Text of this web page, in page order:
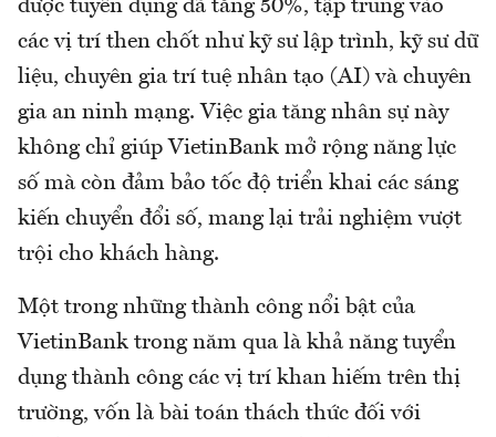
được tuyển dụng đã tăng 50%, tập trung vào
các vị trí then chốt như kỹ sư lập trình, kỹ sư dữ
liệu, chuyên gia trí tuệ nhân tạo (AI) và chuyên
gia an ninh mạng. Việc gia tăng nhân sự này
không chỉ giúp VietinBank mở rộng năng lực
số mà còn đảm bảo tốc độ triển khai các sáng
kiến chuyển đổi số, mang lại trải nghiệm vượt
trội cho khách hàng.
Một trong những thành công nổi bật của
VietinBank trong năm qua là khả năng tuyển
dụng thành công các vị trí khan hiếm trên thị
trường, vốn là bài toán thách thức đối với